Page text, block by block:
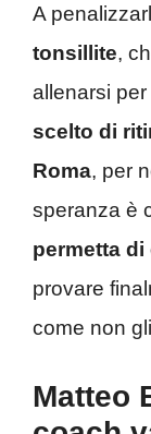
A
tonsillite,
allenarsi
scelto di
Roma, per
speranza è
permetta
provare
come non
Matteo